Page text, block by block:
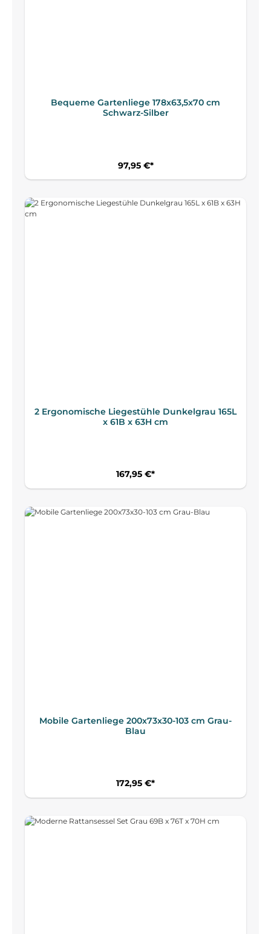
Bequeme Gartenliege 178x63,5x70 cm
Schwarz-Silber
97,95 €*
2 Ergonomische Liegestühle Dunkelgrau 165L
x 61B x 63H cm
167,95 €*
Mobile Gartenliege 200x73x30-103 cm Grau-
Blau
172,95 €*